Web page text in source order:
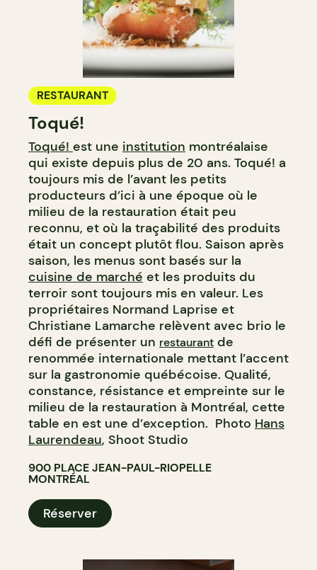
RESTAURANT
Toqué!
Toqué! est une institution montréalaise
qui existe depuis plus de 20 ans. Toqué! a
toujours mis de l’avant les petits
producteurs d’ici à une époque où le
milieu de la restauration était peu
reconnu, et où la traçabilité des produits
était un concept plutôt flou. Saison après
saison, les menus sont basés sur la
cuisine de marché et les produits du
terroir sont toujours mis en valeur. Les
propriétaires Normand Laprise et
Christiane Lamarche relèvent avec brio le
défi de présenter un restaurant de
renommée internationale mettant l’accent
sur la gastronomie québécoise. Qualité,
constance, résistance et empreinte sur le
milieu de la restauration à Montréal, cette
table en est une d’exception. Photo Hans
Laurendeau, Shoot Studio
900 PLACE JEAN-PAUL-RIOPELLE
MONTRÉAL
Réserver